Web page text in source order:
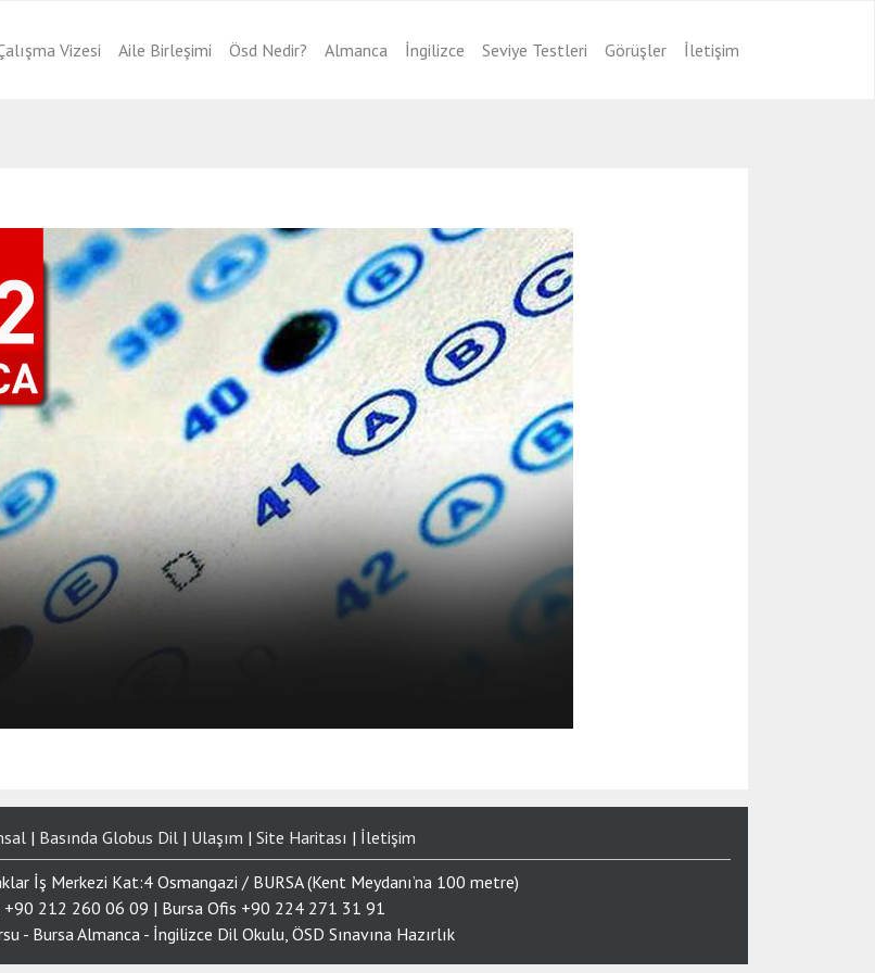
Vizesi Aile Birleşimi Ösd Nedir? Almanca İngilizce Seviye Testleri Görüşler İletişim
| Basında Globus Dil| Ulaşım | Site Haritası | İletişim
İş Merkezi Kat:4 Osmangazi / BURSA (Kent Meydanı’na 100 metre)
212 260 06 09 | Bursa Ofis +90 224 271 31 91
- Bursa Almanca - İngilizce Dil Okulu, ÖSD Sınavına Hazırlık